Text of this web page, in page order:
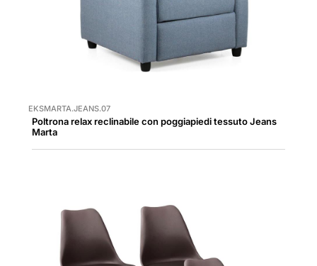
EKSMARTA.JEANS.07
Poltrona relax reclinabile con poggiapiedi tessuto Jeans
Marta